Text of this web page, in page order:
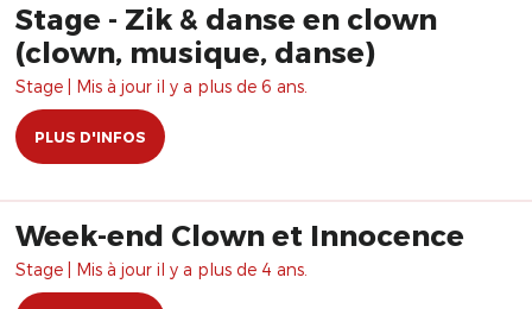
Stage - Zik & danse en clown
(clown, musique, danse)
Stage | Mis à jour il y a plus de 6 ans.
PLUS D'INFOS
Week-end Clown et Innocence
Stage | Mis à jour il y a plus de 4 ans.